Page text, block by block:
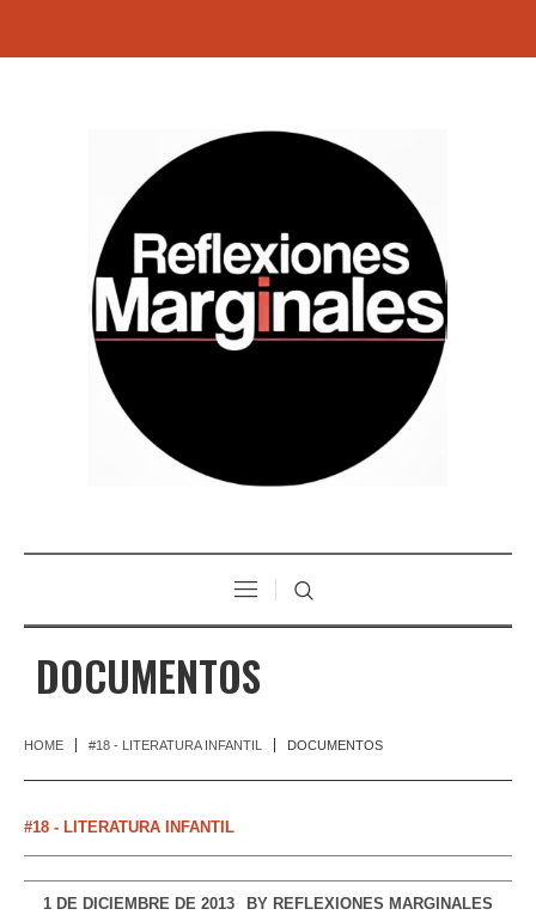
DOCUMENTOS
HOME #18 - LITERATURA INFANTIL DOCUMENTOS
#18 - LITERATURA INFANTIL
1 DE DICIEMBRE DE 2013 BY REFLEXIONES MARGINALES